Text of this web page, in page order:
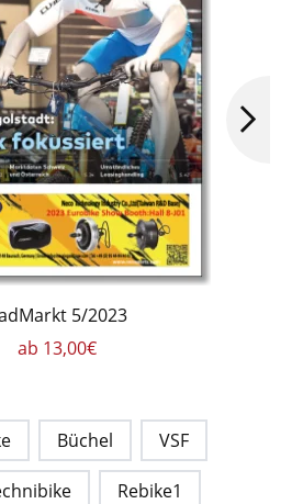
5/2023
ab 13,00€
Büchel VSF
Rebike1